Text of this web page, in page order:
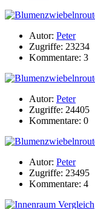
Autor: Peter
Zugriffe: 23234
Kommentare: 3
Autor: Peter
Zugriffe: 24405
Kommentare: 0
Autor: Peter
Zugriffe: 23495
Kommentare: 4